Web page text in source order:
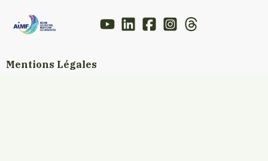
Mentions Légales